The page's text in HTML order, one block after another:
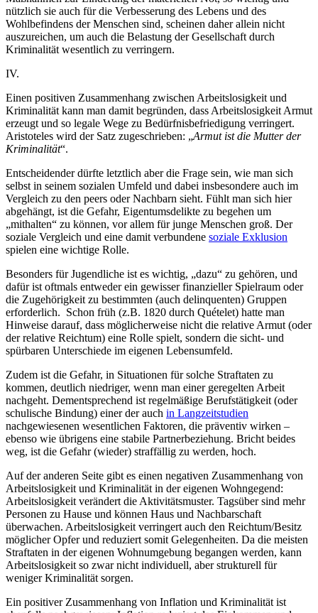
nützlich sie auch für die Verbesserung des Lebens und des
Wohlbefindens der Menschen sind, scheinen daher allein nicht
auszureichen, um auch die Belastung der Gesellschaft durch
Kriminalität wesentlich zu verringern.
IV.
Einen positiven Zusammenhang zwischen Arbeitslosigkeit und
Kriminalität kann man damit begründen, dass Arbeitslosigkeit Armut
erzeugt und so legale Wege zu Bedürfnisbefriedigung verringert.
Aristoteles wird der Satz zugeschrieben: „Armut ist die Mutter der
Kriminalität“.
Entscheidender dürfte letztlich aber die Frage sein, wie man sich
selbst in seinem sozialen Umfeld und dabei insbesondere auch im
Vergleich zu den peers oder Nachbarn sieht. Fühlt man sich hier
abgehängt, ist die Gefahr, Eigentumsdelikte zu begehen um
„mithalten“ zu können, vor allem für junge Menschen groß. Der
soziale Vergleich und eine damit verbundene soziale Exklusion
spielen eine wichtige Rolle.
Besonders für Jugendliche ist es wichtig, „dazu“ zu gehören, und
dafür ist oftmals entweder ein gewisser finanzieller Spielraum oder
die Zugehörigkeit zu bestimmten (auch delinquenten) Gruppen
erforderlich. Schon früh (z.B. 1820 durch Quételet) hatte man
Hinweise darauf, dass möglicherweise nicht die relative Armut (oder
der relative Reichtum) eine Rolle spielt, sondern die sicht- und
spürbaren Unterschiede im eigenen Lebensumfeld.
Zudem ist die Gefahr, in Situationen für solche Straftaten zu
kommen, deutlich niedriger, wenn man einer geregelten Arbeit
nachgeht. Dementsprechend ist regelmäßige Berufstätigkeit (oder
schulische Bindung) einer der auch in Langzeitstudien
nachgewiesenen wesentlichen Faktoren, die präventiv wirken –
ebenso wie übrigens eine stabile Partnerbeziehung. Bricht beides
weg, ist die Gefahr (wieder) straffällig zu werden, hoch.
Auf der anderen Seite gibt es einen negativen Zusammenhang von
Arbeitslosigkeit und Kriminalität in der eigenen Wohngegend:
Arbeitslosigkeit verändert die Aktivitätsmuster. Tagsüber sind mehr
Personen zu Hause und können Haus und Nachbarschaft
überwachen. Arbeitslosigkeit verringert auch den Reichtum/Besitz
möglicher Opfer und reduziert somit Gelegenheiten. Da die meisten
Straftaten in der eigenen Wohnumgebung begangen werden, kann
Arbeitslosigkeit so zwar nicht individuell, aber strukturell für
weniger Kriminalität sorgen.
Ein positiver Zusammenhang von Inflation und Kriminalität ist